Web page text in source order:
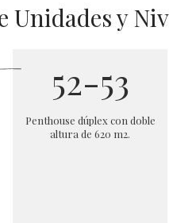
Unidades y
52-53
Penthouse dúplex con doble
altura de 620 m2.